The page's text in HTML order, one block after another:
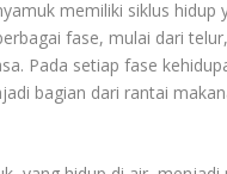
memiliki siklus hidup
fase, mulai dari
Pada setiap fase
bagian dari rantai